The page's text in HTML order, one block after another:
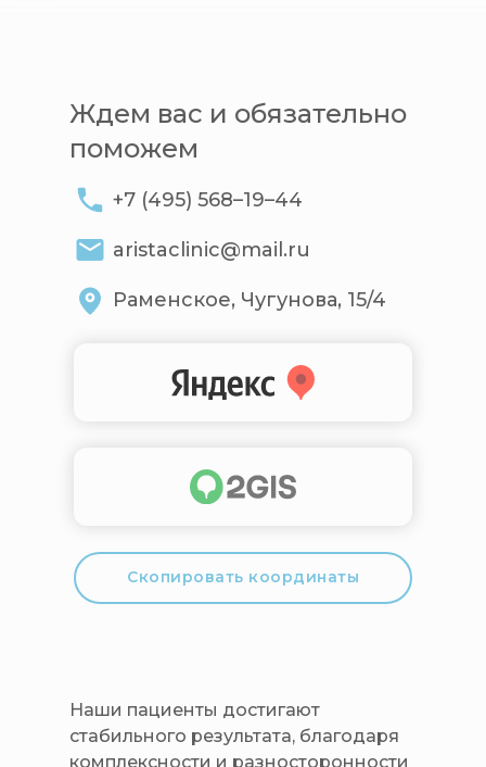
Ждем вас и обязательно
поможем
Скопировать координаты
+7 (495) 568–19–44
aristaclinic@mail.ru
Раменское, Чугунова, 15/4
Наши пациенты достигают
стабильного результата, благодаря
комплексности и разносторонности